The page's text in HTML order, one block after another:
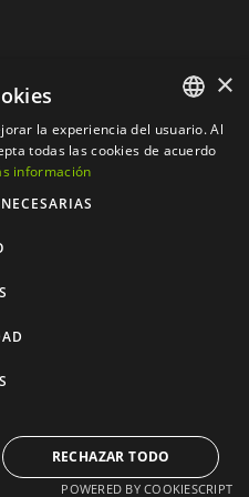
SPANISH
×
la experiencia del usuario. Al
todas las cookies de acuerdo
información
RECHAZAR TODO
POWERED BY COOKIESCRIPT